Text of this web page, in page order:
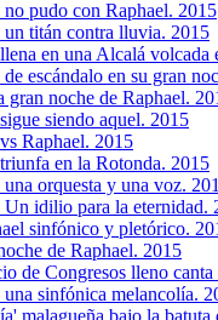
pudo con Raphael. 2015
un titán contra lluvia. 2015
en una Alcalá
escándalo en su gran
gran noche de Raphael.
siendo aquel. 2015
Raphael. 2015
en la Rotonda. 2015
una orquesta y una voz.
Un idilio para la eternidad.
sinfónico y pletórico.
de Raphael. 2015
de Congresos lleno
una sinfónica melancolía.
malagueña bajo la batuta